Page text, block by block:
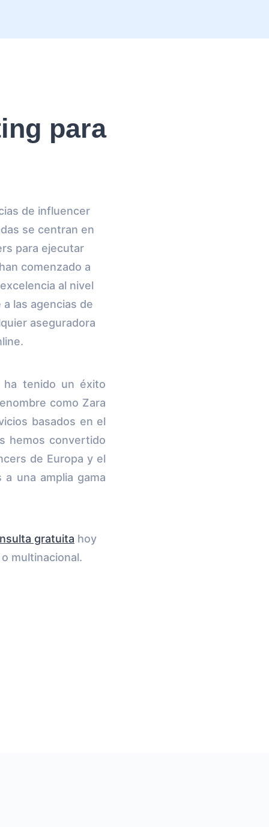
para
de influencer
se centran en
para ejecutar
comenzado a
al nivel
las agencias de
aseguradora
ha tenido un éxito
como Zara
basados en el
hemos convertido
de Europa y el
una amplia gama
gratuita hoy
multinacional.